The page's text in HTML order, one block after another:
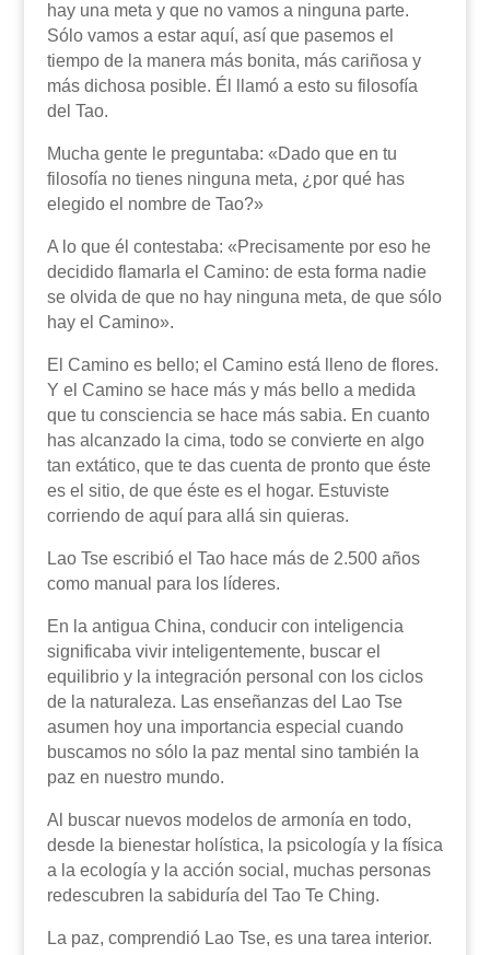
hay una meta y que no vamos a ninguna parte.
Sólo vamos a estar aquí, así que pasemos el
tiempo de la manera más bonita, más cariñosa y
más dichosa posible. Él llamó a esto su filosofía
del Tao.
Mucha gente le preguntaba: «Dado que en tu
filosofía no tienes ninguna meta, ¿por qué has
elegido el nombre de Tao?»
A lo que él contestaba: «Precisamente por eso he
decidido flamarla el Camino: de esta forma nadie
se olvida de que no hay ninguna meta, de que sólo
hay el Camino».
El Camino es bello; el Camino está lleno de flores.
Y el Camino se hace más y más bello a medida
que tu consciencia se hace más sabia. En cuanto
has alcanzado la cima, todo se convierte en algo
tan extático, que te das cuenta de pronto que éste
es el sitio, de que éste es el hogar. Estuviste
corriendo de aquí para allá sin quieras.
Lao Tse escribió el Tao hace más de 2.500 años
como manual para los líderes.
En la antigua China, conducir con inteligencia
significaba vivir inteligentemente, buscar el
equilibrio y la integración personal con los ciclos
de la naturaleza. Las enseñanzas del Lao Tse
asumen hoy una importancia especial cuando
buscamos no sólo la paz mental sino también la
paz en nuestro mundo.
Al buscar nuevos modelos de armonía en todo,
desde la bienestar holística, la psicología y la física
a la ecología y la acción social, muchas personas
redescubren la sabiduría del Tao Te Ching.
La paz, comprendió Lao Tse, es una tarea interior.